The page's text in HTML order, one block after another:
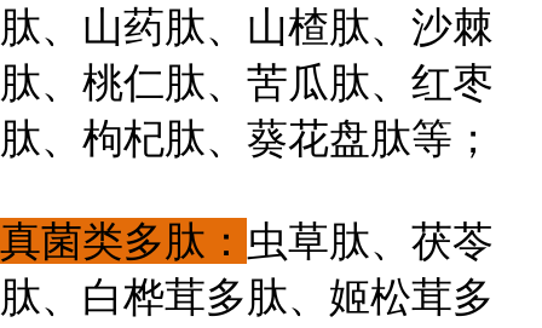
肽、山药肽、山楂肽、沙棘
肽、桃仁肽、苦瓜肽、红枣
肽、枸杞肽、葵花盘肽等；
真菌类多肽： 虫草肽、茯苓
肽、白桦茸多肽、姬松茸多